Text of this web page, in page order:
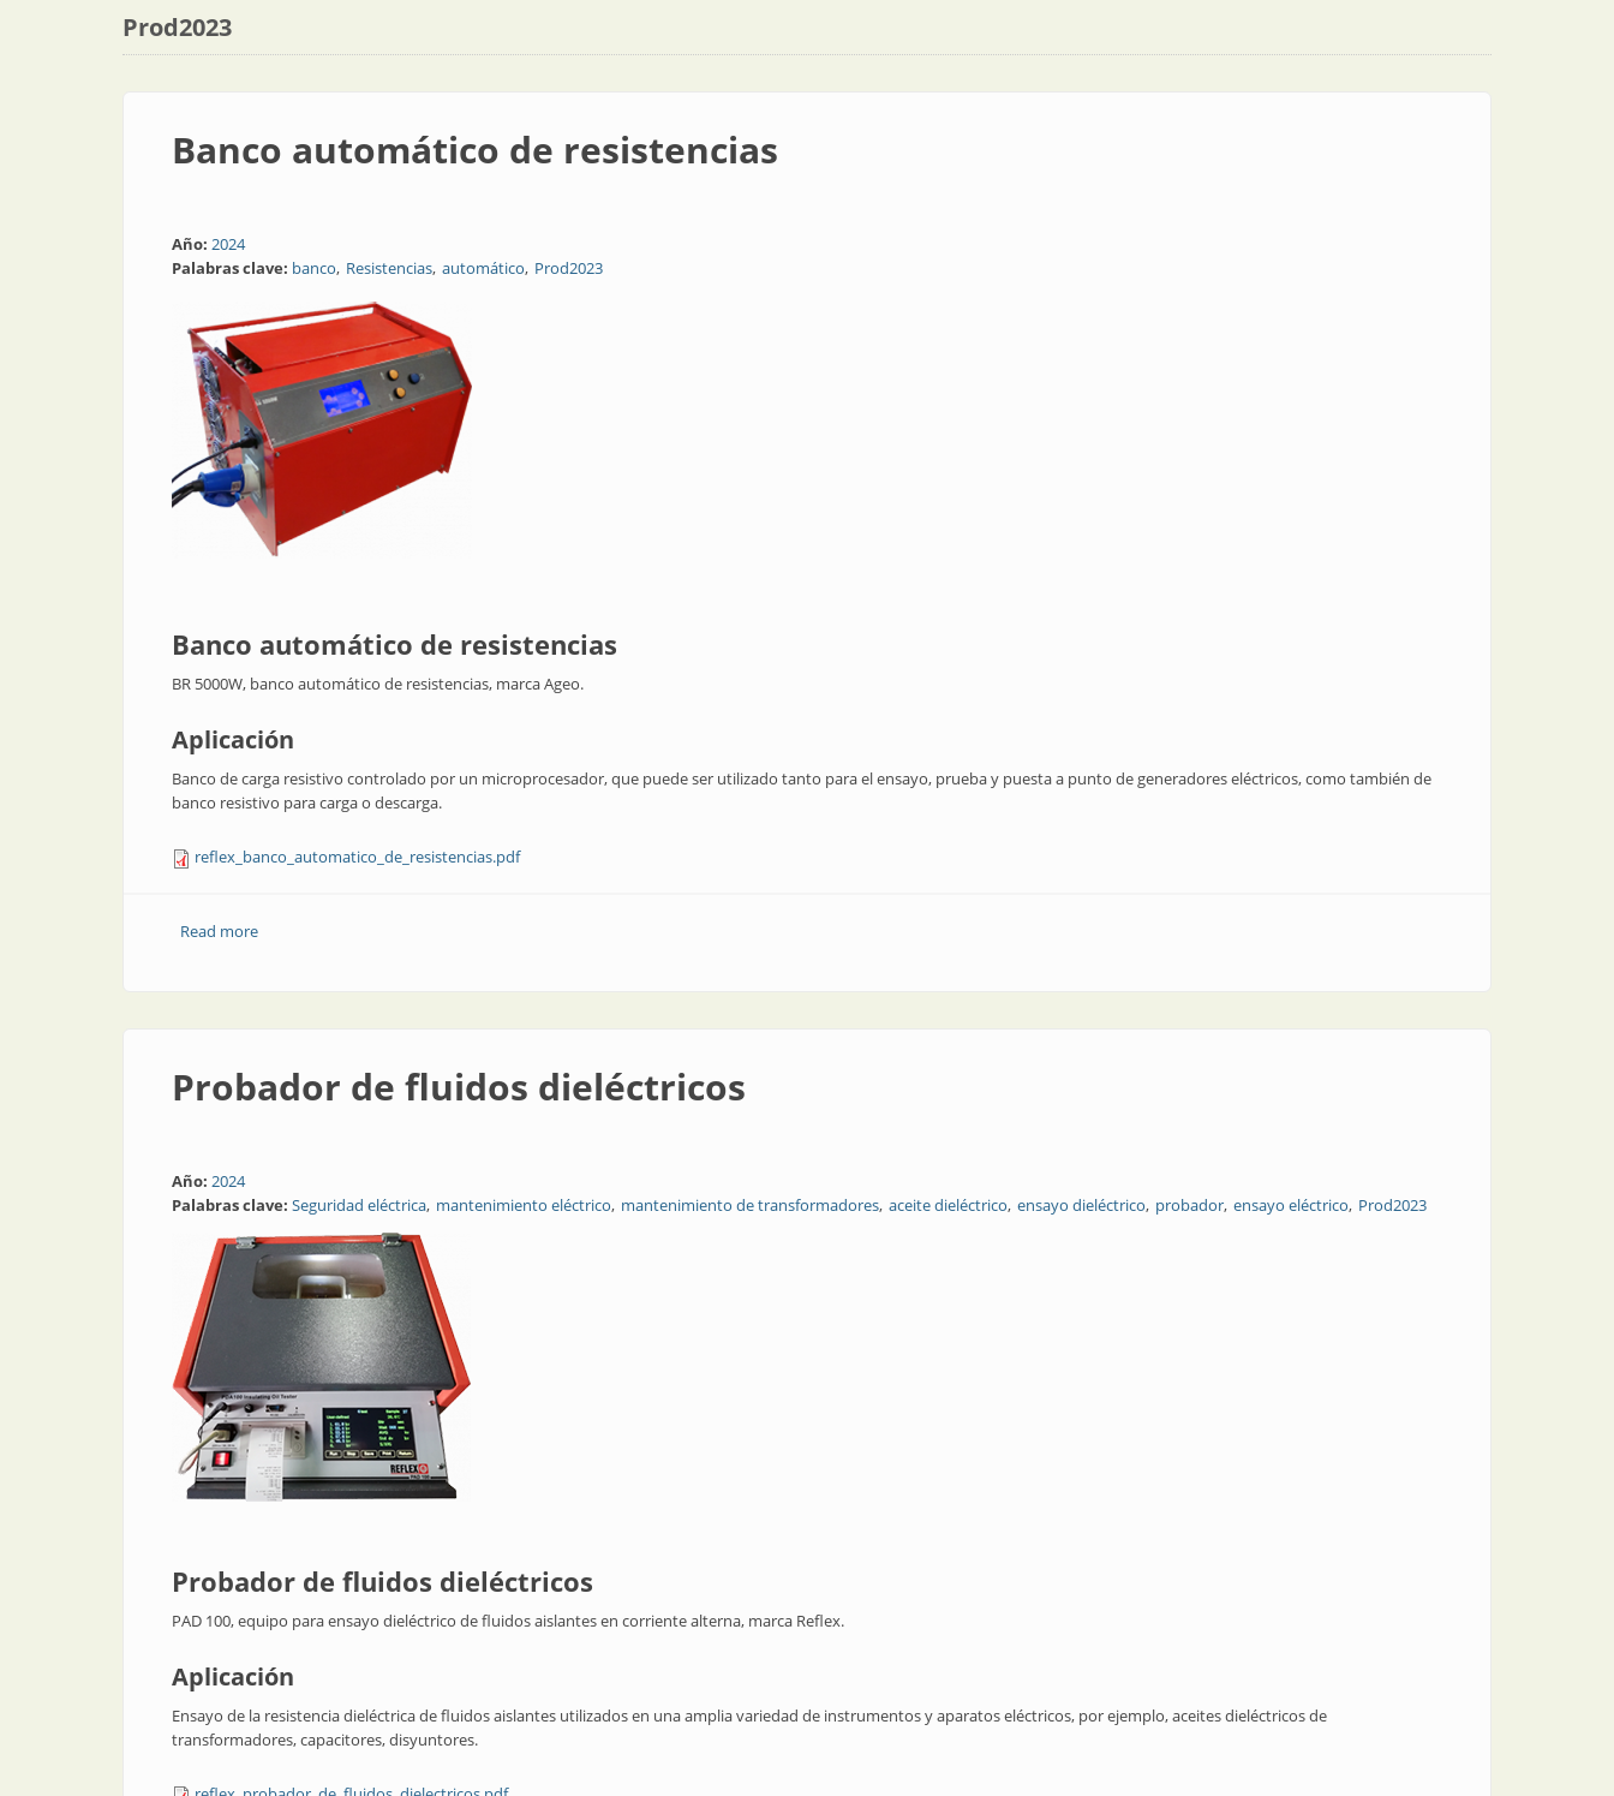
Prod2023
Banco automático de resistencias
Año: 2024
Palabras clave: banco Resistencias automático Prod2023
Banco automático de resistencias
BR 5000W, banco automático de resistencias, marca Ageo.
Aplicación
Banco de carga resistivo controlado por un microprocesador, que puede ser utilizado tanto para el ensayo, prueba y puesta a punto de generadores eléctricos, como también de
banco resistivo para carga o descarga.
reflex_banco_automatico_de_resistencias.pdf
Read moreabout Banco automático de resistencias
Probador de fluidos dieléctricos
Año: 2024
Palabras clave: Seguridad eléctrica mantenimiento eléctrico mantenimiento de transformadores aceite dieléctrico ensayo dieléctrico probador ensayo eléctrico Prod2023
Probador de fluidos dieléctricos
PAD 100, equipo para ensayo dieléctrico de fluidos aislantes en corriente alterna, marca Reflex.
Aplicación
Ensayo de la resistencia dieléctrica de fluidos aislantes utilizados en una amplia variedad de instrumentos y aparatos eléctricos, por ejemplo, aceites dieléctricos de
transformadores, capacitores, disyuntores.